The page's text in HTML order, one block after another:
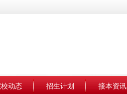
校动态 招生计划 接本资讯